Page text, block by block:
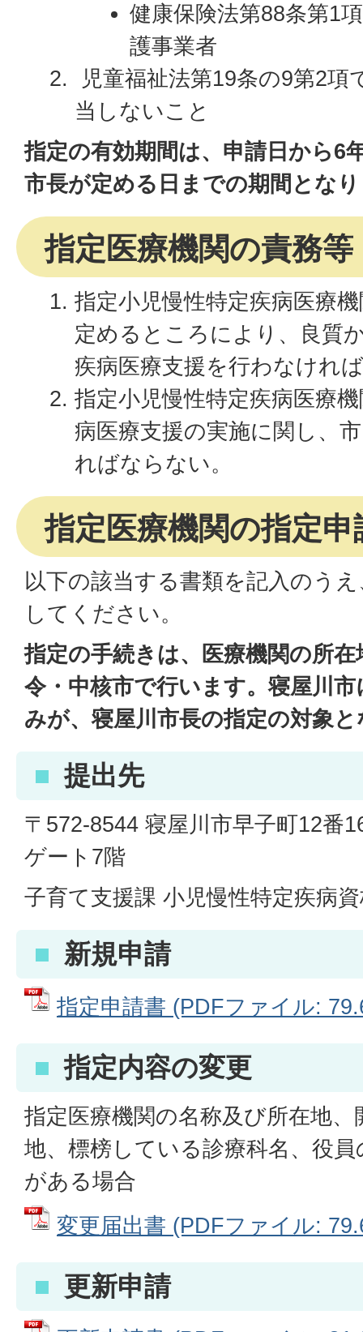
健康保険法第88条第1
護事業者
児童福祉法第19条の9第2項
当しないこと
指定の有効期間は、申請日から6
市長が定める日までの期間とな
指定医療機関の責務等
指定小児慢性特定疾病医療
定めるところにより、良質
疾病医療支援を行わなけれ
指定小児慢性特定疾病医療
病医療支援の実施に関し、
ればならない。
指定医療機関の指定
以下の該当する書類を記入のう
してください。
指定の手続きは、医療機関の所
令・中核市で行います。寝屋川
みが、寝屋川市長の指定の対象
提出先
〒572-8544 寝屋川市早子町12番
ゲート7階
子育て支援課 小児慢性特定疾病
新規申請
指定申請書 (PDFファイル:
指定内容の変更
指定医療機関の名称及び所在地
地、標榜している診療科名、役
がある場合
変更届出書 (PDFファイル:
更新申請